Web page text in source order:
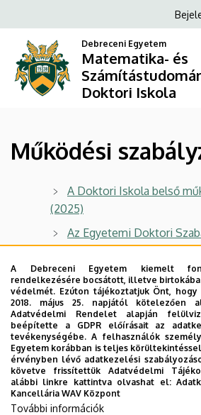
szabályzat
Matematika-
Doktori
Iskola
a
tartalomra
fiók
Debreceni Egyetem
Matematika- és
Doktori Iskola
Működési
A Doktori Iskola belső
(2025)
Az Egyetemi Doktori
Természettudományi és
Doktori Tanács eljárási
Korábbi belső szabályzatok:
A Doktori Iskola
szeptember 1. előtt indult
A Doktori Iskola
A Debreceni Egyetem kiemelt
rendelkezésére bocsátott, illetve
védelmét. Ezúton tájékoztatjuk Önt, hogy
2018. május 25. napjától kötelezően
Adatvédelmi Rendelet alapján
beépítette a GDPR előírásait az
tevékenységébe. A felhasználók
Egyetem korábban is teljes
érvényben lévő adatkezelési
követve frissítettük Adatvédelmi
alábbi linkre kattintva olvashat el:
Kancellária WAV Központ
További információk